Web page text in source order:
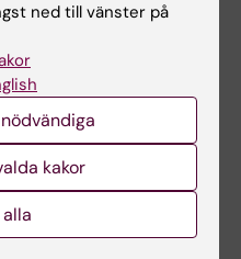
in an
Variant and
With
Anaplastic
Receptor
Treis, Ganesh
ned till vänster på
kakor